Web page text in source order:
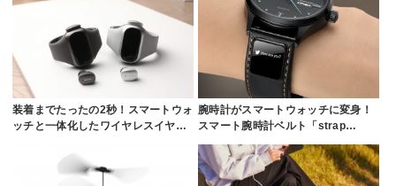
装着までたったの2秒！スマートウォ
ッチと一体化したワイヤレスイヤ…
腕時計がスマートウォッチに変身！
スマート腕時計ベルト「strap…